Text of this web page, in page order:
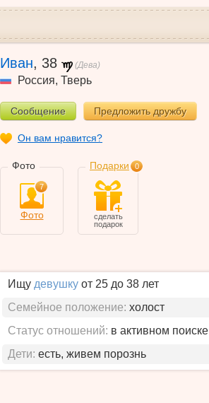
Иван, 38 (Дева)
Россия, Тверь
Сообщение Предложить дружбу
Он вам нравится?
Фото
7
Фото
Подарки 0
сделать
подарок
Ищу девушку от 25 до 38 лет
Семейное положение: холост
Статус отношений: в активном поиске
Дети: есть, живем порознь